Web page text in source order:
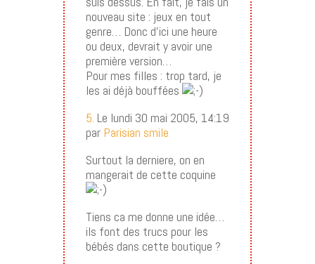
nouveau site : jeux en tout
genre… Donc d’ici une heure
ou deux, devrait y avoir une
première version…
Pour mes filles : trop tard, je
les ai déjà bouffées
5. Le lundi 30 mai 2005, 14:19
par Parisian smile
Surtout la derniere, on en
mangerait de cette coquine
Tiens ca me donne une idée…
ils font des trucs pour les
bébés dans cette boutique ?